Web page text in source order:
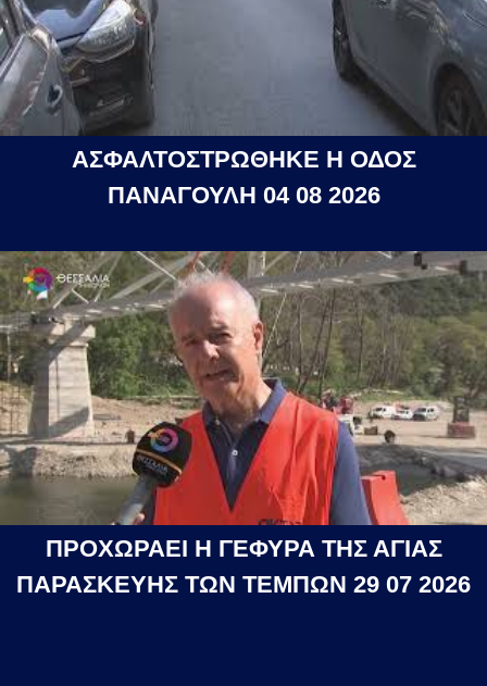
ΑΣΦΑΛΤΟΣΤΡΩΘΗΚΕ Η ΟΔΟΣ
ΠΑΝΑΓΟΥΛΗ 04 08 2026
ΠΡΟΧΩΡΑΕΙ Η ΓΕΦΥΡΑ ΤΗΣ ΑΓΙΑΣ
ΠΑΡΑΣΚΕΥΗΣ ΤΩΝ ΤΕΜΠΩΝ 29 07 2026